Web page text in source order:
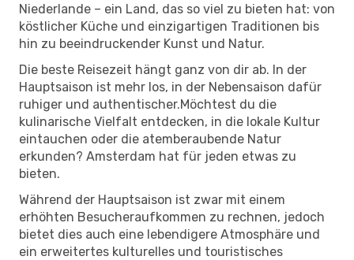
Niederlande – ein Land, das so viel zu bieten hat: von
köstlicher Küche und einzigartigen Traditionen bis
hin zu beeindruckender Kunst und Natur.
Die beste Reisezeit hängt ganz von dir ab. In der
Hauptsaison ist mehr los, in der Nebensaison dafür
ruhiger und authentischer.Möchtest du die
kulinarische Vielfalt entdecken, in die lokale Kultur
eintauchen oder die atemberaubende Natur
erkunden? Amsterdam hat für jeden etwas zu
bieten.
Während der Hauptsaison ist zwar mit einem
erhöhten Besucheraufkommen zu rechnen, jedoch
bietet dies auch eine lebendigere Atmosphäre und
ein erweitertes kulturelles und touristisches